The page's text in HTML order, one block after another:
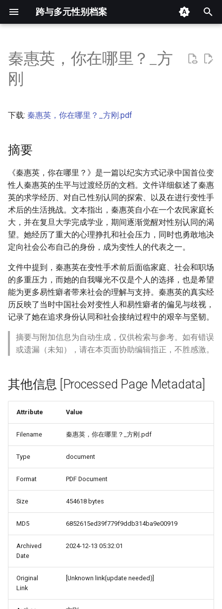
跨与多元性别档案
开
摘要
秦惠英，你在哪里？_方
刚
下载: 秦惠英，你在哪里？_方刚.pdf
摘要
《秦惠英，你在哪里？》是一篇以纪实方式记录中国首位变
性人秦惠英的生平与过渡经历的文档。文件详细叙述了秦惠
英的求学经历、对自己性别认同的探索、以及在进行变性手
术后的生活挑战。文本指出，秦惠英自小在一个农民家庭长
大，并在复旦大学完成学业，期间逐渐觉醒对性别认同的渴
望。她经历了重大的心理挣扎和社会压力，同时也勇敢地决
定向社会公布自己的身份，成为变性人的代表之一。
文件中提到，秦惠英在变性手术前后面临家庭、社会和职场
的多重压力，而她的自我曝光不仅是个人的选择，也是希望
能为更多易性癖者带来社会的理解与支持。秦惠英的真实经
历反映了当时中国社会对变性人和易性癖者的偏见与歧视，
记录了她在追求身份认同和社会接纳过程中的艰辛与坚韧。
摘要与附加信息为自动生成，仅供检索与参考。如有错误
或遗漏（未知），请在本页面协助编辑指正，不胜感激。
其他信息 [Processed Page Metadata]
Attribute Value
Filename 秦惠英，你在哪里？_方刚.pdf
Type document
Format PDF Document
Size 454618 bytes
MD5 6852615ed39f779f9ddb314ba9e00919
Archived
Date
2024-12-13 05:32:01
Original
Link
[Unknown link(update needed)]